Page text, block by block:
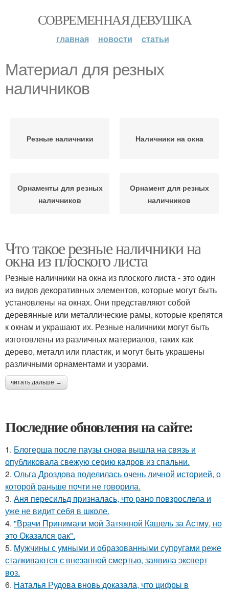
СОВРЕМЕННАЯ ДЕВУШКА
главная новости статьи
Материал для резных
наличников
Резные наличники Наличники на окна
Орнаменты для резных
наличников
Орнамент для резных
наличников
Что такое резные наличники на
окна из плоского листа
Резные наличники на окна из плоского листа - это один
из видов декоративных элементов, которые могут быть
установлены на окнах. Они представляют собой
деревянные или металлические рамы, которые крепятся
к окнам и украшают их. Резные наличники могут быть
изготовлены из различных материалов, таких как
дерево, металл или пластик, и могут быть украшены
различными орнаментами и узорами.
читать дальше →
Последние обновления на сайте:
1. Блогерша после паузы снова вышла на связь и
опубликовала свежую серию кадров из спальни.
2. Ольга Дроздова поделилась очень личной историей, о
которой раньше почти не говорила.
3. Аня пересильд призналась, что рано повзрослела и
уже не видит себя в школе.
4. "Врачи Принимали мой Затяжной Кашель за Астму, но
это Оказался рак".
5. Мужчины с умными и образованными супругами реже
сталкиваются с внезапной смертью, заявила эксперт
воз.
6. Наталья Рудова вновь доказала, что цифры в